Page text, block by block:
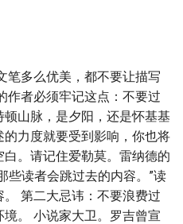
笔多么优美，都不要让描写
作者必须牢记这点：不要过
山脉，是夕阳，还是怀基基
力度就要受到影响，你也将
。请记住爱勒莫。雷纳德的
些读者会跳过去的内容。”读
第二大忌讳：不要浪费过
。 小说家大卫。罗吉曾宣